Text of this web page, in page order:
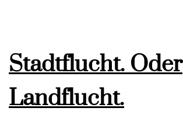
Stadtflucht. Oder
Landflucht.